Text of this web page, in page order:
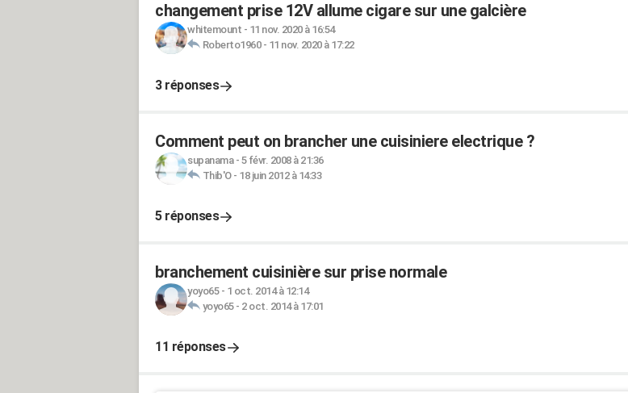
changement prise 12V allume cigare sur une galcière
whitemount - 11 nov. 2020 à 16:54
Roberto1960- 11 nov. 2020 à 17:22
3 réponses
Comment peut on brancher une cuisiniere electrique ?
supanama- 5 févr. 2008 à 21:36
Thib'O- 18 juin 2012 à 14:33
5 réponses
branchement cuisinière sur prise normale
yoyo65- 1 oct. 2014 à 12:14
yoyo65- 2 oct. 2014 à 17:01
11 réponses